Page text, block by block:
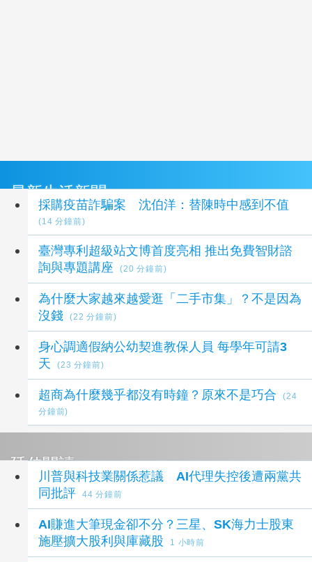
最新生活新聞
採購疫苗詐騙案 沈伯洋：替陳時中感到不值
(14 分鐘前)
臺灣專利超級站文博首度亮相 推出免費智財諮
詢與專題講座
(20 分鐘前)
為什麼大家越來越愛逛「二手市集」？不是因為
沒錢
(22 分鐘前)
身心調適假納公幼契進教保人員 每學年可請3
天
(23 分鐘前)
超商為什麼幾乎都沒有時鐘？原來不是巧合
(24
分鐘前)
延伸閱讀
川普與科技業關係惹議 AI代理失控後遭兩黨共
同批評
44 分鐘前
AI賺進大筆現金卻不分？三星、SK海力士股東
施壓擴大股利與庫藏股
1 小時前